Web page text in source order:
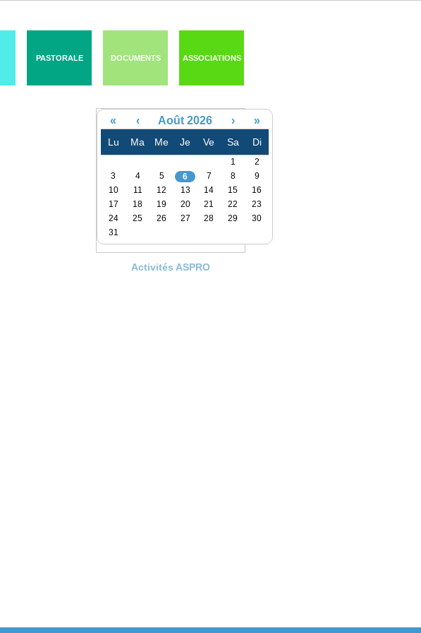
PASTORALE DOCUMENTS ASSOCIATIONS
« ‹ Août 2026 › »
Lu Ma Me Je Ve Sa Di
1
2
3
4 5 6 7 8
9
10
11 12 13 14 15
16
17
18 19 20 21 22
23
24
25 26 27 28 29
30
31
Activités ASPRO